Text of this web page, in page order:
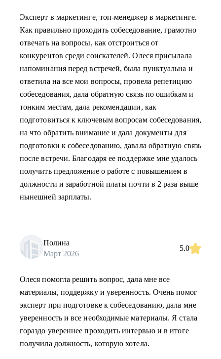
Эксперт в маркетинге, топ-менеджер в маркетинге.
Как правильно проходить собеседование, грамотно
отвечать на вопросы, как отстроиться от
конкурентов среди соискателей. Олеся присылала
напоминания перед встречей, была пунктуальна и
ответила на все мои вопросы, провела репетицию
собеседования, дала обратную связь по ошибкам и
тонким местам, дала рекомендации, как
подготовиться к ключевым вопросам собеседования,
на что обратить внимание и дала документы для
подготовки к собеседованию, давала обратную связь
после встречи. Благодаря ее поддержке мне удалось
получить предложение о работе с повышением в
должности и заработной платы почти в 2 раза выше
нынешней зарплаты.
Полина
Март 2026
5.0
Олеся помогла решить вопрос, дала мне все
материалы, поддержку и уверенность. Очень помог
эксперт при подготовке к собеседованию, дала мне
уверенность и все необходимые материалы. Я стала
гораздо увереннее проходить интервью и в итоге
получила должность, которую хотела.